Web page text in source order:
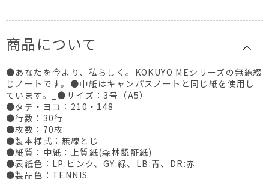
商品について
●あなたを今より、私らしく。KOKUYO MEシリーズの無線綴
じノートです。●中紙はキャンパスノートと同じ紙を使用し
ています。_●サイズ：3号（A5）
●タテ・ヨコ：210・148
●行数：30行
●枚数：70枚
●製本様式：無線とじ
●紙質：中紙：上質紙(森林認証紙)
●表紙色：LP:ピンク、GY:緑、LB:青、DR:赤
●製品色：TENNIS